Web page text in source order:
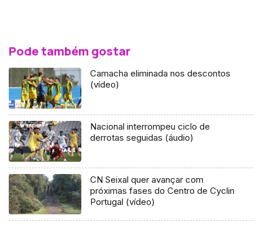
Pode também gostar
Camacha eliminada nos descontos
(vídeo)
Nacional interrompeu ciclo de
derrotas seguidas (áudio)
CN Seixal quer avançar com
próximas fases do Centro de Cyclin
Portugal (vídeo)